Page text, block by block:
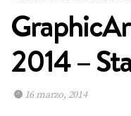
2014 –
16 marzo, 2014